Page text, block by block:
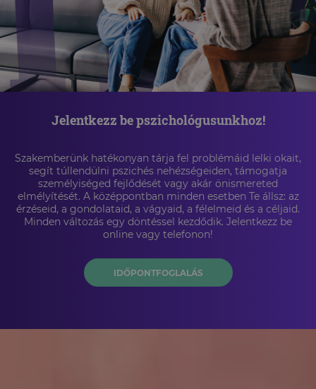
Jelentkezz be pszichológusunkhoz!
Szakemberünk hatékonyan tárja fel problémáid lelki okait,
segít túllendülni pszichés nehézségeiden, támogatja
személyiséged fejlődését vagy akár önismereted
elmélyítését. A középpontban minden esetben Te állsz: az
érzéseid, a gondolataid, a vágyaid, a félelmeid és a céljaid.
Minden változás egy döntéssel kezdődik. Jelentkezz be
online vagy telefonon!
IDŐPONTFOGLALÁS